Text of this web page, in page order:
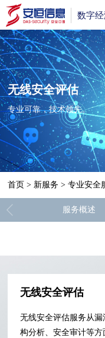
数字
无线安全评估
专业可靠，技术领先。
首页 > 新服务 >专业安全
服务概述
无线安全评估
无线安全评估服务从
构分析、安全审计等